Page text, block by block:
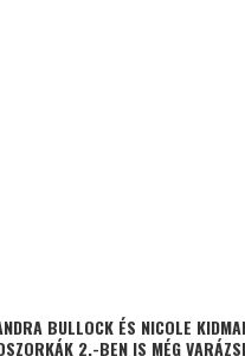
BULLOCK ÉS NICOLE
2.-BEN IS MÉG